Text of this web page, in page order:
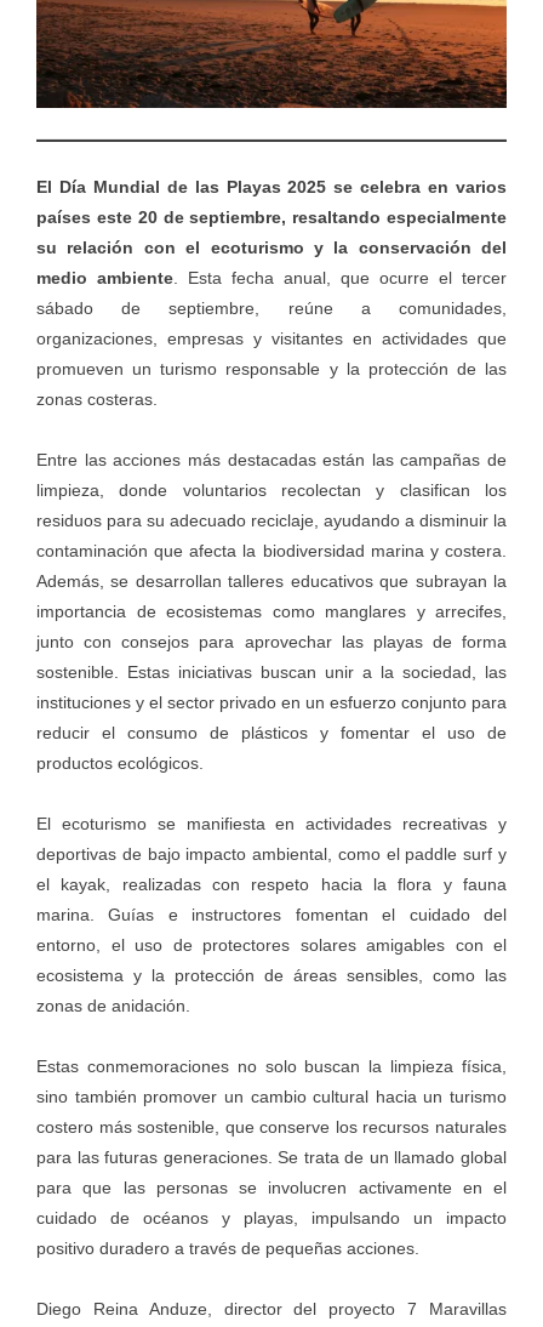
El Día Mundial de las Playas 2025 se celebra en varios
países este 20 de septiembre, resaltando especialmente
su relación con el ecoturismo y la conservación del
medio ambiente . Esta fecha anual, que ocurre el tercer
sábado de septiembre, reúne a comunidades,
organizaciones, empresas y visitantes en actividades que
promueven un turismo responsable y la protección de las
zonas costeras.
Entre las acciones más destacadas están las campañas de
limpieza, donde voluntarios recolectan y clasifican los
residuos para su adecuado reciclaje, ayudando a disminuir la
contaminación que afecta la biodiversidad marina y costera.
Además, se desarrollan talleres educativos que subrayan la
importancia de ecosistemas como manglares y arrecifes,
junto con consejos para aprovechar las playas de forma
sostenible. Estas iniciativas buscan unir a la sociedad, las
instituciones y el sector privado en un esfuerzo conjunto para
reducir el consumo de plásticos y fomentar el uso de
productos ecológicos.
El ecoturismo se manifiesta en actividades recreativas y
deportivas de bajo impacto ambiental, como el paddle surf y
el kayak, realizadas con respeto hacia la flora y fauna
marina. Guías e instructores fomentan el cuidado del
entorno, el uso de protectores solares amigables con el
ecosistema y la protección de áreas sensibles, como las
zonas de anidación.
Estas conmemoraciones no solo buscan la limpieza física,
sino también promover un cambio cultural hacia un turismo
costero más sostenible, que conserve los recursos naturales
para las futuras generaciones. Se trata de un llamado global
para que las personas se involucren activamente en el
cuidado de océanos y playas, impulsando un impacto
positivo duradero a través de pequeñas acciones.
Diego Reina Anduze, director del proyecto 7 Maravillas